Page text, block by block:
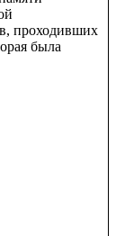
проходивших
была